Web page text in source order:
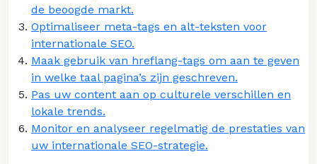
de beoogde markt.
Optimaliseer meta-tags en alt-teksten voor
internationale SEO.
Maak gebruik van hreflang-tags om aan te geven
in welke taal pagina’s zijn geschreven.
Pas uw content aan op culturele verschillen en
lokale trends.
Monitor en analyseer regelmatig de prestaties van
uw internationale SEO-strategie.